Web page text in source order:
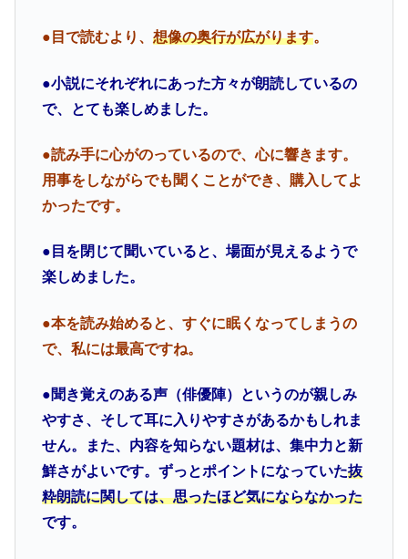
●目で読むより、 想像の奥行が広がります。
●小説にそれぞれにあった方々が朗読しているの
で、とても楽しめました。
●読み手に心がのっているので、心に響きます。
用事をしながらでも聞くことができ、購入してよ
かったです。
●目を閉じて聞いていると、場面が見えるようで
楽しめました。
●本を読み始めると、すぐに眠くなってしまうの
で、私には最高ですね。
●聞き覚えのある声（俳優陣）というのが親しみ
やすさ、そして耳に入りやすさがあるかもしれま
せん。また、内容を知らない題材は、集中力と新
鮮さがよいです。ずっとポイントになっていた抜
粋朗読に関しては、思ったほど気にならなかった
です。